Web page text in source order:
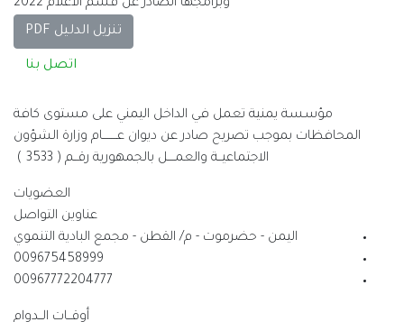
وبرامجها الصادر عن قسم الاعلام 2022
تنزيل الدليل PDF
اتصل بنا
مؤسسة يمنية تعمل في الداخل اليمني على مستوى كافة
المحافظات بموجب تصريح صادر عن ديوان عــــــــام وزارة الشؤون
الاجتماعيــة والعمــــل بالجمهورية رقــم ( 3533 )
العضويات
عناوين التواصل
اليمن - حضرموت - م/ القطن - مجمع البادية التنموي
009675458999
00967772204777
أوقــات الــدوام